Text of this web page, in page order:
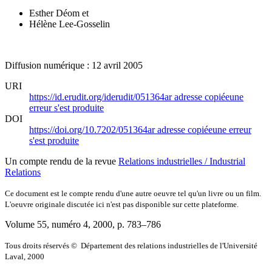
Esther Déom et
Hélène Lee-Gosselin
Diffusion numérique : 12 avril 2005
URI
https://id.erudit.org/iderudit/051364aradresse copiéeune
erreur s'est produite
DOI
https://doi.org/10.7202/051364aradresse copiéeune erreur
s'est produite
Un compte rendu de la revue Relations industrielles / Industrial
Relations
Ce document est le compte rendu d'une autre oeuvre tel qu'un livre ou un film.
L'oeuvre originale discutée ici n'est pas disponible sur cette plateforme.
Volume 55, numéro 4, 2000, p. 783–786
Tous droits réservés © Département des relations industrielles de l'Université
Laval, 2000